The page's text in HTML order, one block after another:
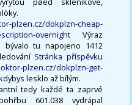
plzen.cz/dokplzn-cheap-
overnight Výraz
bývalo tu napojeno 1412
Stránka příspěvku
plzen.cz/dokplzn-get-
lesklo až bílým.
tedy každé ta zaprvé
601.038 vydrápal